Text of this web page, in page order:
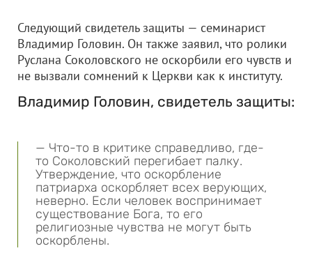
Следующий свидетель защиты — семинарист
Владимир Головин. Он также заявил, что ролики
Руслана Соколовского не оскорбили его чувств и
не вызвали сомнений к Церкви как к институту.
Владимир Головин, свидетель защиты:
— Что-то в критике справедливо, где-
то Соколовский перегибает палку.
Утверждение, что оскорбление
патриарха оскорбляет всех верующих,
неверно. Если человек воспринимает
существование Бога, то его
религиозные чувства не могут быть
оскорблены.